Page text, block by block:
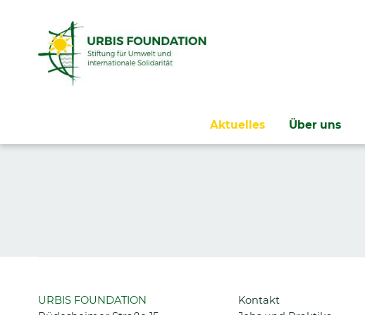
Navigation
Aktuelles Über uns
URBIS FOUNDATION
Navigation
Kontakt